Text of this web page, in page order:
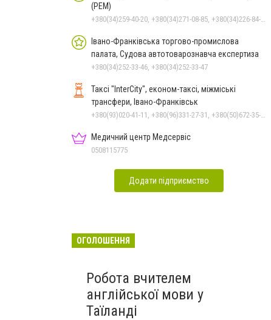
(РЕМ)
Івано-Франківська торгово-промислова
палата, Судова автотоварознавча експертиза
+380(34)252-33-46, +380(34)252-33-47
Таксі "InterCity", економ-таксі, міжміські
трансфери, Івано-Франківськ
Медичний центр Медсервіс
0508115775
Додати підприємство
ОГОЛОШЕННЯ
Робота вчителем
англійської мови у
Таїланді